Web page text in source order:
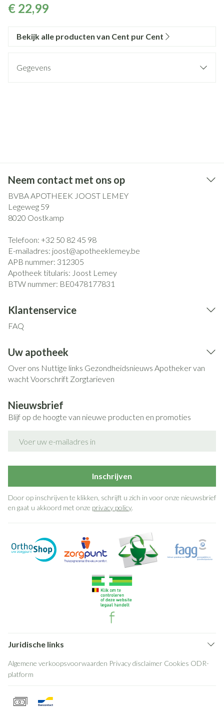
€ 22,99
Bekijk alle producten van Cent pur Cent
Gegevens
Neem contact met ons op
BVBA APOTHEEK JOOST LEMEY
Legeweg 59
8020 Oostkamp
Telefoon: +32 50 82 45 98
E-mailadres: joost@apotheeklemey.be
APB nummer: 312305
Apotheek titularis: Joost Lemey
BTW nummer: BE0478177831
Klantenservice
FAQ
Uw apotheek
Over ons Nuttige links Gezondheidsnieuws Apotheker van
wachtVoorschrift Zorgtarieven
Nieuwsbrief
Blijf op de hoogte van nieuwe producten en promoties
Inschrijven
Door op inschrijven te klikken, schrijft u zich in voor onze nieuwsbrief
en gaat u akkoord met onze privacy policy.
Juridische links
Algemene verkoopsvoorwaarden Privacy disclaimer Cookies ODR-
platform